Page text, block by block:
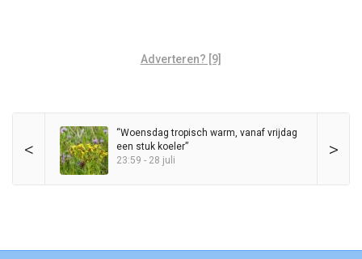
Adverteren? [9]
< >
“Woensdag tropisch warm, vanaf vrijdag
een stuk koeler”
23:59 - 28 juli